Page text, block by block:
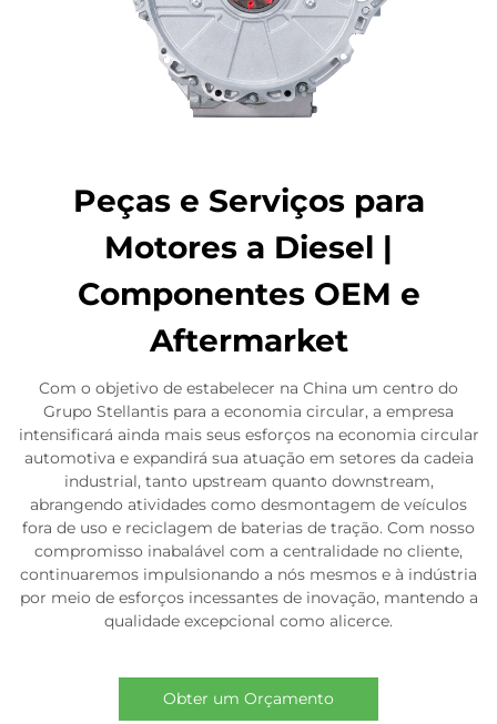
Peças e Serviços para
Motores a Diesel |
Componentes OEM e
Aftermarket
Com o objetivo de estabelecer na China um centro do
Grupo Stellantis para a economia circular, a empresa
intensificará ainda mais seus esforços na economia circular
automotiva e expandirá sua atuação em setores da cadeia
industrial, tanto upstream quanto downstream,
abrangendo atividades como desmontagem de veículos
fora de uso e reciclagem de baterias de tração. Com nosso
compromisso inabalável com a centralidade no cliente,
continuaremos impulsionando a nós mesmos e à indústria
por meio de esforços incessantes de inovação, mantendo a
qualidade excepcional como alicerce.
Obter um Orçamento